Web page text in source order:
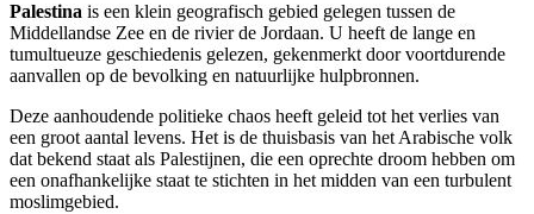
Palestina is een klein geografisch gebied gelegen tussen de
Middellandse Zee en de rivier de Jordaan. U heeft de lange en
tumultueuze geschiedenis gelezen, gekenmerkt door voortdurende
aanvallen op de bevolking en natuurlijke hulpbronnen.
Deze aanhoudende politieke chaos heeft geleid tot het verlies van
een groot aantal levens. Het is de thuisbasis van het Arabische volk
dat bekend staat als Palestijnen, die een oprechte droom hebben om
een onafhankelijke staat te stichten in het midden van een turbulent
moslimgebied.